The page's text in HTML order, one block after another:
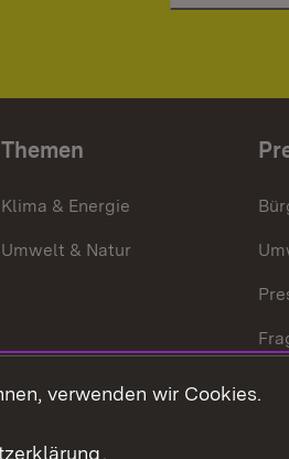
Themen
Klima & Energie
Umwelt & Natur
verwenden wir Cookies.
.